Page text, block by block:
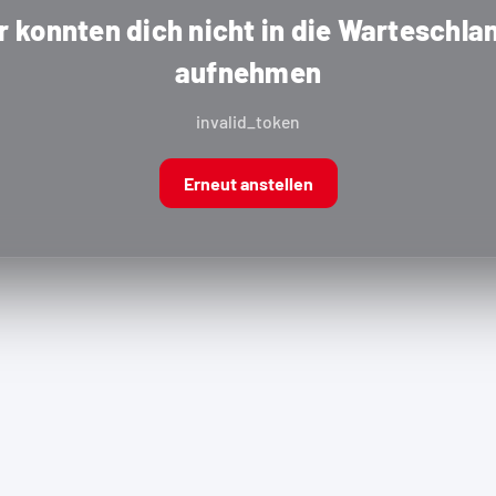
konnten dich nicht in die
aufnehmen
invalid_token
Erneut anstellen